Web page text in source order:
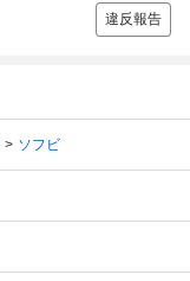
違反報告
ソフビ